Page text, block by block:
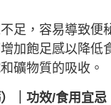
足，容易導致便
加飽足感以降低
礦物質的吸收。
｜功效/食用宜忌